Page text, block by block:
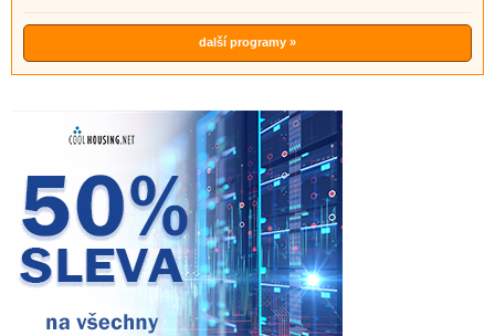
další programy »